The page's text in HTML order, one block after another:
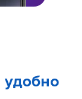
удобно